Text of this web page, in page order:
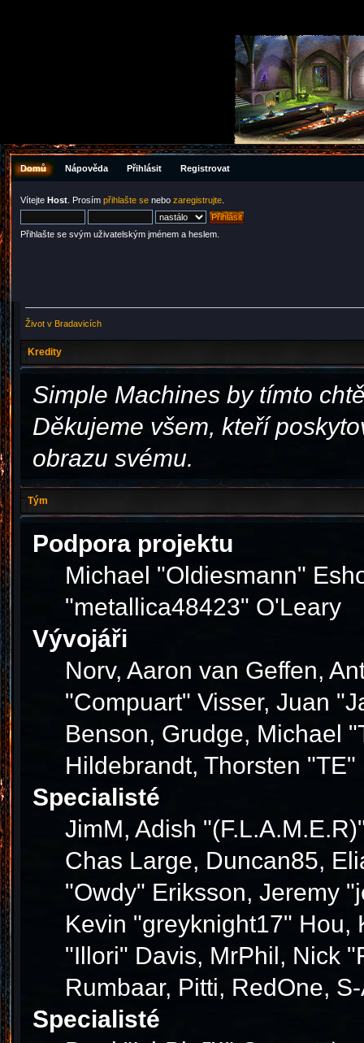
Domů Nápověda Přihlásit Registrovat
Vítejte Host . Prosím přihlašte se nebo zaregistrujte
Přihlašte se svým uživatelským jménem a heslem.
Život v Bradavicích
Kredity
Simple Machines by tímto
Děkujeme všem, kteří
obrazu svému.
Tým
Podpora projektu
Michael "Oldiesmann"
"metallica48423" O'Leary
Vývojáři
Norv, Aaron van Geffen,
"Compuart" Visser, Juan
Benson, Grudge, Michael
Hildebrandt, Thorsten
Specialisté
JimM, Adish
Chas Large, Duncan85,
"Owdy" Eriksson, Jeremy
Kevin "greyknight17" Hou,
"Illori" Davis, MrPhil, Nick
Rumbaar, Pitti, RedOne,
Specialisté